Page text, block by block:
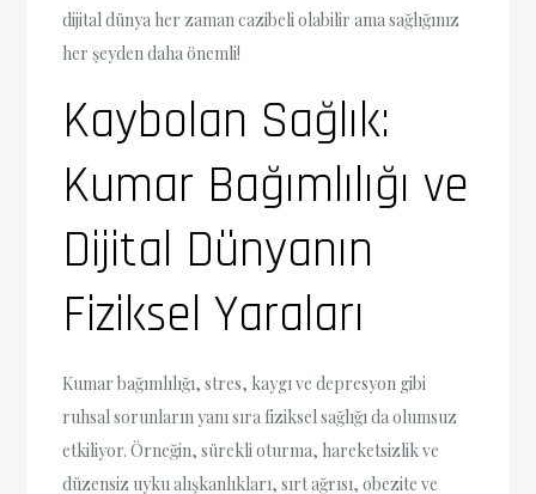
dijital dünya her zaman cazibeli olabilir ama sağlığınız
her şeyden daha önemli!
Kaybolan Sağlık:
Kumar Bağımlılığı ve
Dijital Dünyanın
Fiziksel Yaraları
Kumar bağımlılığı, stres, kaygı ve depresyon gibi
ruhsal sorunların yanı sıra fiziksel sağlığı da olumsuz
etkiliyor. Örneğin, sürekli oturma, hareketsizlik ve
düzensiz uyku alışkanlıkları, sırt ağrısı, obezite ve